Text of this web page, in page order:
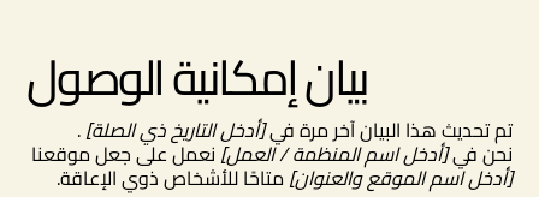
بيان إمكانية الوصول
تم تحديث هذا البيان آخر مرة في[أدخل التاريخ ذي الصلة].
نحن في[أدخل اسم المنظمة / العمل]نعمل على جعل موقعنا
[أدخل اسم الموقع والعنوان]متاحًا للأشخاص ذوي الإعاقة.